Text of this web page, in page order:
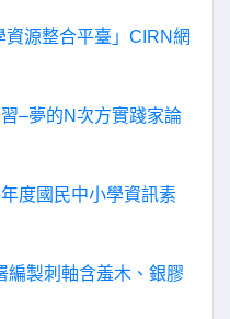
資源整合平臺」CIRN網
–夢的N次方實踐家論
度國民中小學資訊素
編製刺軸含羞木、銀膠